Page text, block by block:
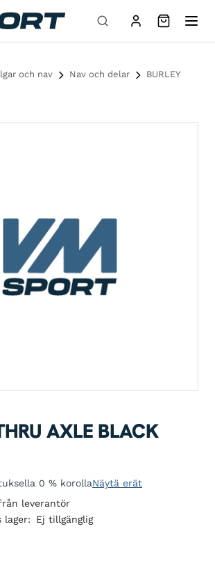
och nav Nav och delar
BURLEY
AXLE BLACK
0 % korollaNäytä erät
leverantör
lager:
Ej tillgänglig